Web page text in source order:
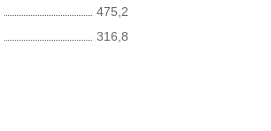
475,2
316,8